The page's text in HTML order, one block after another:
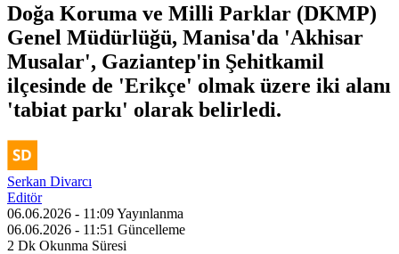
Doğa Koruma ve Milli Parklar (DKMP)
Genel Müdürlüğü, Manisa'da 'Akhisar
Musalar', Gaziantep'in Şehitkamil
ilçesinde de 'Erikçe' olmak üzere iki alanı
'tabiat parkı' olarak belirledi.
Serkan Divarcı
Editör
06.06.2026 - 11:09Yayınlanma
06.06.2026 - 11:51 Güncelleme
2 Dk Okunma Süresi